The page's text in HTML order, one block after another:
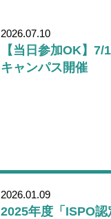
2026.07.10
【当日参加OK】
キャンパス開催
2026.01.09
2025年度「ISPO